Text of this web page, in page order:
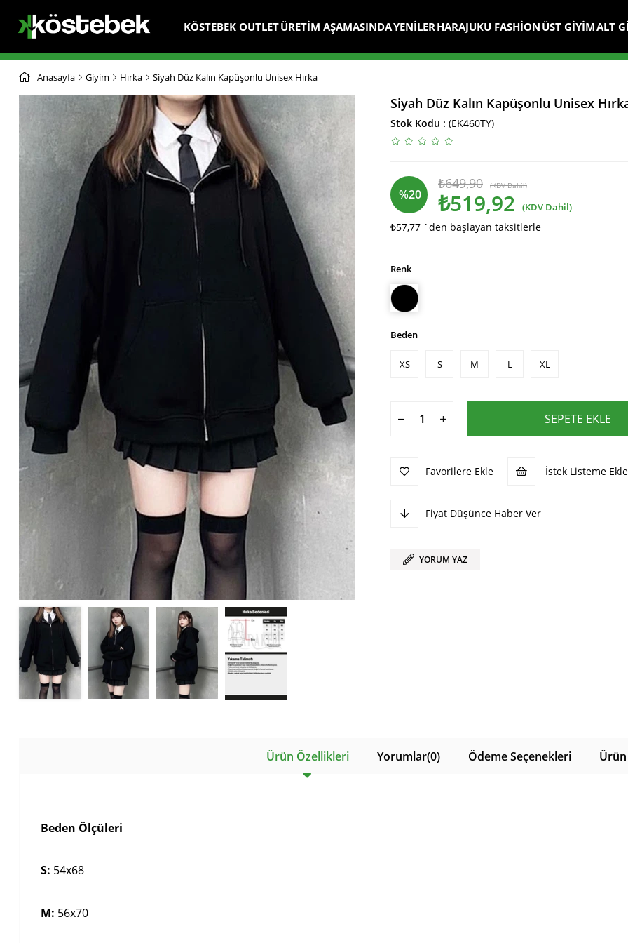
KÖSTEBEK OUTLETÜRETİM AŞAMASINDAYENİLER HARAJUKU FASHİON ÜST GİYİMALT
Anasayfa Giyim Hırka Siyah Düz Kalın Kapüşonlu Unisex Hırka
Siyah Düz Kalın Kapüşonlu Unisex
Stok Kodu (EK460TY)
%20
İndirim
₺649,90 (KDV Dahil)
₺519,92 (KDV Dahil)
₺57,77 `den başlayan taksitlerle
Renk
Beden
XS S M L XL
Favorilere Ekle İstek Listeme Ekle
Fiyat Düşünce Haber Ver
YORUM YAZ
Ürün Özellikleri Yorumlar(0) Ödeme Seçenekleri
Beden Ölçüleri
S: 54x68
M: 56x70